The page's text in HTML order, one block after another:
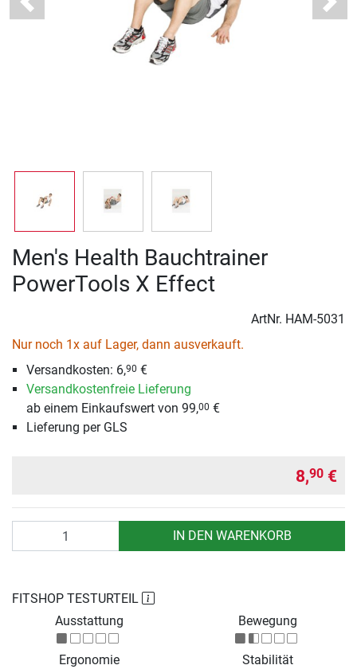
Previous Next
Men's Health Bauchtrainer
PowerTools X Effect
ArtNr. HAM-5031
Nur noch 1x auf Lager, dann ausverkauft.
Versandkosten: 6,90 €
Versandkostenfreie Lieferung
ab einem Einkaufswert von 99,00 €
Lieferung per GLS
8,90 €
IN DEN WARENKORB
FITSHOP TESTURTEIL
Ausstattung
Bewegung
Ergonomie Stabilität